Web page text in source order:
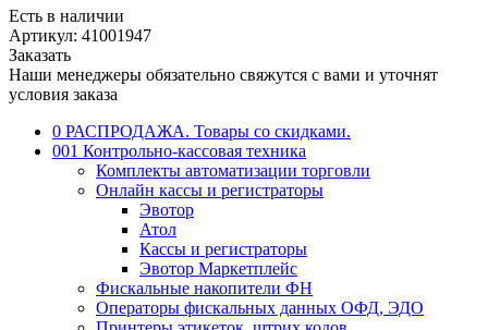
Есть в наличии
Артикул: 41001947
Заказать
Наши менеджеры обязательно свяжутся с вами и уточнят
условия заказа
0 РАСПРОДАЖА. Товары со скидками.
001 Контрольно-кассовая техника
Комплекты автоматизации торговли
Онлайн кассы и регистраторы
Эвотор
Атол
Кассы и регистраторы
Эвотор Маркетплейс
Фискальные накопители ФН
Операторы фискальных данных ОФД, ЭДО